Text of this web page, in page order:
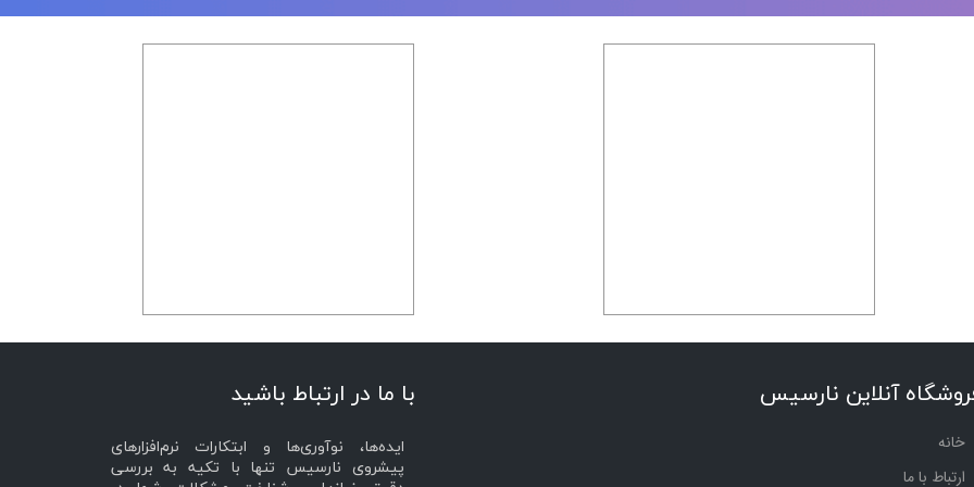
آنلاین نارسیس
خانه
ارتباط با ما
با ما در ارتباط باشید
ایده‌ها، نوآوری‌ها و ابتکارات نرم‌افزارهای
پیشروی نارسیس تنها با تکیه به بررسی